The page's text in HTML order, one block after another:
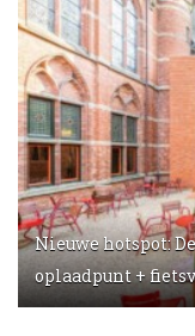
Nieuwe hotspot:
oplaadpunt +